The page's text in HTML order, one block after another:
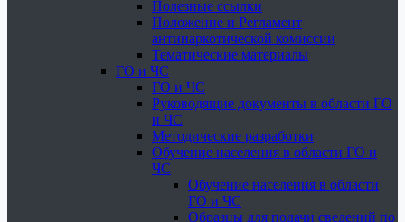
Полезные ссылки
Положение и Регламент
антинаркотической комиссии
Тематические материалы
ГО и ЧС
ГО и ЧС
Руководящие документы в области ГО
и ЧС
Методические разработки
Обучение населения в области ГО и
ЧС
Обучение населения в области
ГО и ЧС
Образцы для подачи сведений по